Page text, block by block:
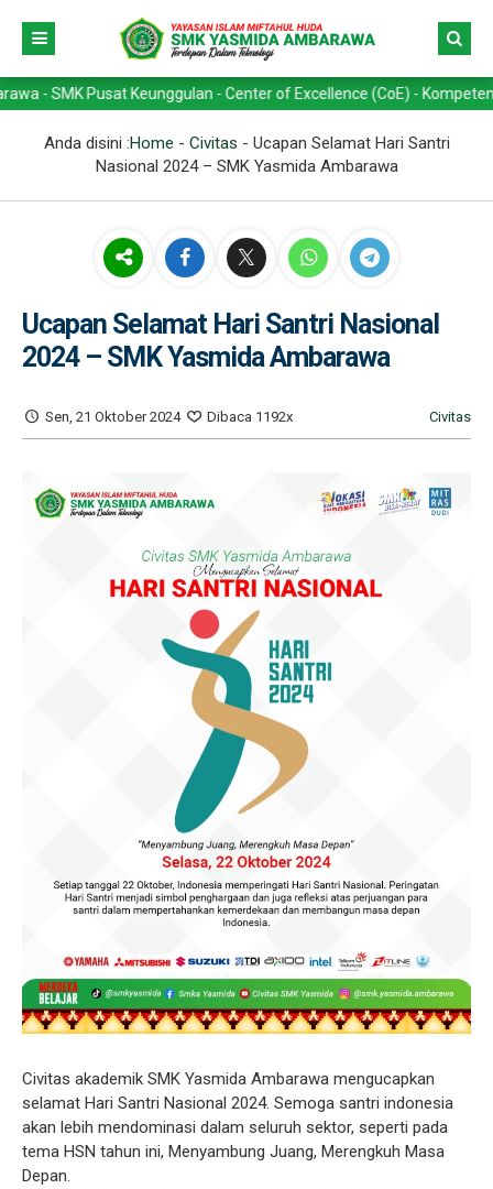
Pusat Keunggulan - Center of Excellence (CoE) - Kompetensi
Anda disini :Home - Civitas - Ucapan Selamat Hari Santri
Nasional 2024 – SMK Yasmida Ambarawa
Ucapan Selamat Hari Santri Nasional
2024 – SMK Yasmida Ambarawa
Sen, 21 Oktober 2024 Dibaca 1192x Civitas
Civitas akademik SMK Yasmida Ambarawa mengucapkan
selamat Hari Santri Nasional 2024. Semoga santri indonesia
akan lebih mendominasi dalam seluruh sektor, seperti pada
tema HSN tahun ini, Menyambung Juang, Merengkuh Masa
Depan.